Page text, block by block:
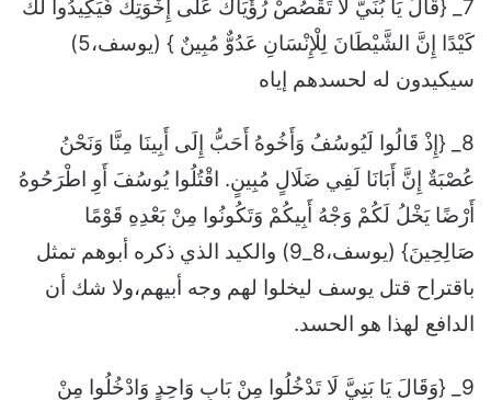
7_ {قَالَ يَا بُنَيَّ لَا تَقْصُصْ رُؤْيَاكَ عَلَى إِخْوَتِكَ فَيَكِيدُوا لَكَ
كَيْدًا إِنَّ الشَّيْطَانَ لِلْإِنْسَانِ عَدُوٌّ مُبِينٌ } (يوسف،5)
سيكيدون له لحسدهم إياه
8_ {إِذْ قَالُوا لَيُوسُفُ وَأَخُوهُ أَحَبُّ إِلَى أَبِينَا مِنَّا وَنَحْنُ
عُصْبَةٌ إِنَّ أَبَانَا لَفِي ضَلَالٍ مُبِينٍ. اقْتُلُوا يُوسُفَ أَوِ اطْرَحُوهُ
أَرْضًا يَخْلُ لَكُمْ وَجْهُ أَبِيكُمْ وَتَكُونُوا مِنْ بَعْدِهِ قَوْمًا
صَالِحِينَ} (يوسف،8_9) والكيد الذي ذكره أبوهم تمثل
باقتراح قتل يوسف ليخلوا لهم وجه أبيهم،ولا شك أن
الدافع لهذا هو الحسد.
9_ {وَقَالَ يَا بَنِيَّ لَا تَدْخُلُوا مِنْ بَابٍ وَاحِدٍ وَادْخُلُوا مِنْ